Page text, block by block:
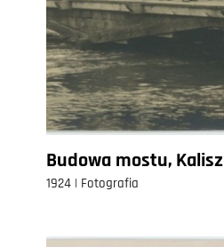
Budowa mostu, Kalisz
1924 | Fotografia